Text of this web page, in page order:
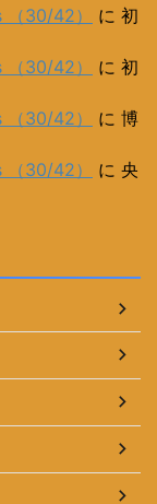
30/42）
に 初
30/42）
に 初
30/42）
に 博
30/42）
に 央